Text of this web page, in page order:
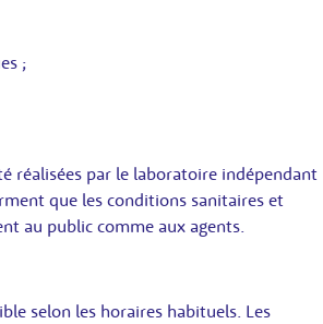
;
réalisées par le laboratoire indépendant
que les conditions sanitaires et
au public comme aux agents.
selon les horaires habituels. Les